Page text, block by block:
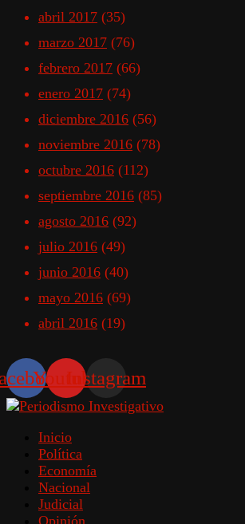
abril 2017 (35)
marzo 2017 (76)
febrero 2017 (66)
enero 2017 (74)
diciembre 2016 (56)
noviembre 2016 (78)
octubre 2016 (112)
septiembre 2016 (85)
agosto 2016 (92)
julio 2016 (49)
junio 2016 (40)
mayo 2016 (69)
abril 2016 (19)
YoutubeInstagram
Inicio
Política
Economía
Nacional
Judicial
Opinión